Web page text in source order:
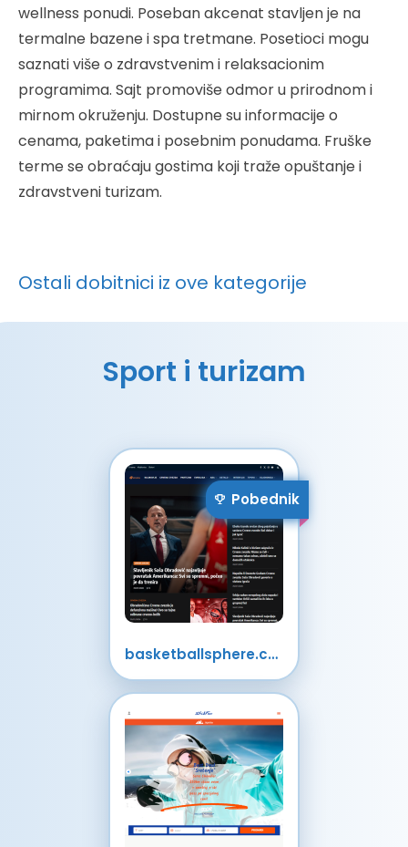
wellness ponudi. Poseban akcenat stavljen je na
termalne bazene i spa tretmane. Posetioci mogu
saznati više o zdravstvenim i relaksacionim
programima. Sajt promoviše odmor u prirodnom i
mirnom okruženju. Dostupne su informacije o
cenama, paketima i posebnim ponudama. Fruške
terme se obraćaju gostima koji traže opuštanje i
zdravstveni turizam.
Ostali dobitnici iz ove kategorije
Sport i turizam
Pobednik
basketballsphere.com